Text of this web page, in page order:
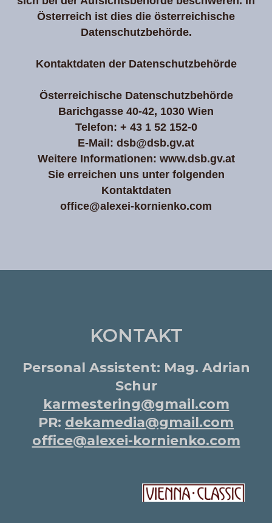
Österreich ist dies die österreichische
Datenschutzbehörde.
Kontaktdaten der Datenschutzbehörde
Österreichische Datenschutzbehörde
Barichgasse 40-42, 1030 Wien
Telefon: + 43 1 52 152-0
E-Mail: dsb@dsb.gv.at
Weitere Informationen: www.dsb.gv.at
Sie erreichen uns unter folgenden
Kontaktdaten
office@alexei-kornienko.com
KONTAKT
Personal Assistent: Mag. Adrian
Schur
karmestering@gmail.com
PR: dekamedia@gmail.com
office@alexei-kornienko.com